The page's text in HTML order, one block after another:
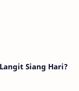
Siang Hari?